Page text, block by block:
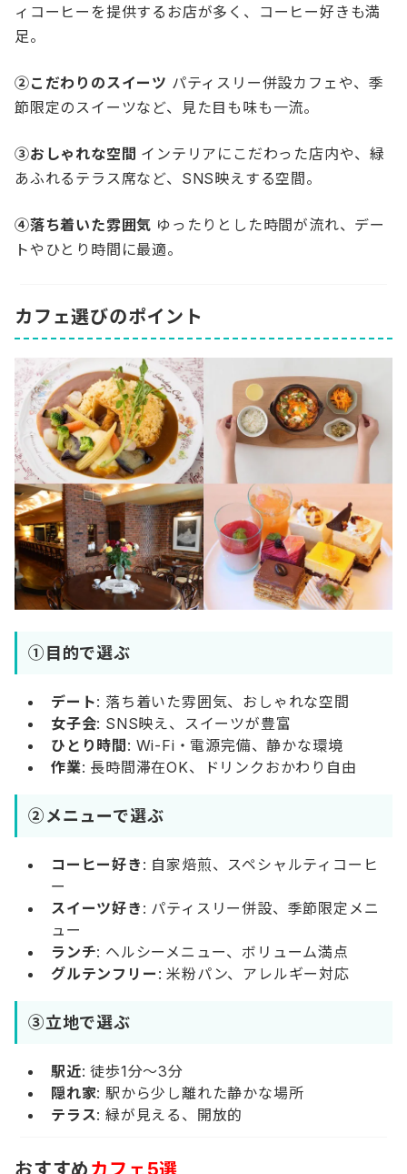
ィコーヒーを提供するお店が多く、コーヒー好きも満
足。
②こだわりのスイーツ パティスリー併設カフェや、季
節限定のスイーツなど、見た目も味も一流。
③おしゃれな空間 インテリアにこだわった店内や、緑
あふれるテラス席など、SNS映えする空間。
④落ち着いた雰囲気 ゆったりとした時間が流れ、デー
トやひとり時間に最適。
カフェ選びのポイント
①目的で選ぶ
デート: 落ち着いた雰囲気、おしゃれな空間
女子会: SNS映え、スイーツが豊富
ひとり時間: Wi-Fi・電源完備、静かな環境
作業: 長時間滞在OK、ドリンクおかわり自由
②メニューで選ぶ
コーヒー好き : 自家焙煎、スペシャルティコーヒ
ー
スイーツ好き : パティスリー併設、季節限定メニ
ュー
ランチ: ヘルシーメニュー、ボリューム満点
グルテンフリー : 米粉パン、アレルギー対応
③立地で選ぶ
駅近: 徒歩1分～3分
隠れ家: 駅から少し離れた静かな場所
テラス: 緑が見える、開放的